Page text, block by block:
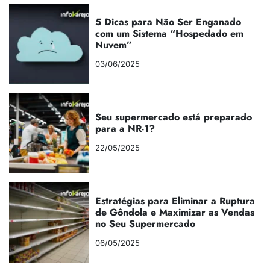
5 Dicas para Não Ser Enganado
com um Sistema “Hospedado em
Nuvem”
03/06/2025
Seu supermercado está preparado
para a NR-1?
22/05/2025
Estratégias para Eliminar a Ruptura
de Gôndola e Maximizar as Vendas
no Seu Supermercado
06/05/2025